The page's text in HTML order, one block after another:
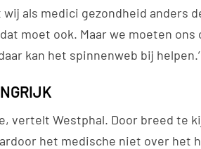
als medici gezondheid anders
moet ook. Maar we moeten
kan het spinnenweb bij helpen.’
vertelt Westphal. Door breed te
het medische niet over het